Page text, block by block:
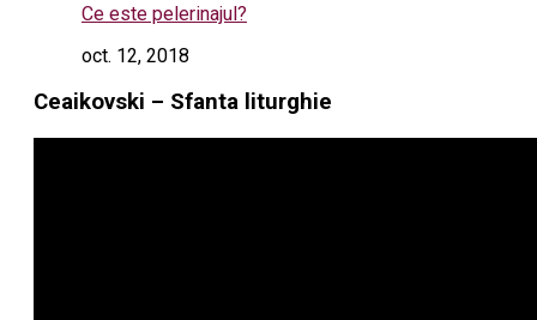
Ce este pelerinajul?
oct. 12, 2018
Ceaikovski – Sfanta liturghie